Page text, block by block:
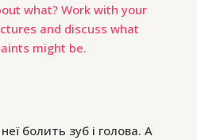
what? Work with your
and discuss what
might be.
болить зуб і голова. А